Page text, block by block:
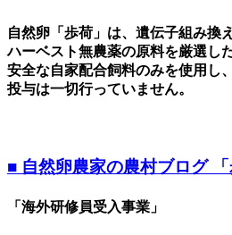
自然卵「歩荷」は、遺伝子組み換
ハーベスト無農薬の原料を厳選し
安全な自家配合飼料のみを使用し
投与は一切行っていません。
■ 自然卵農家の農村ブログ
「海外研修員受入事業」